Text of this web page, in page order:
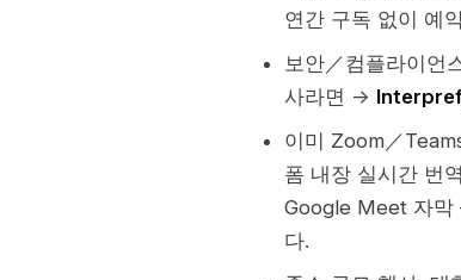
연간 구독 없이 예
보안／컴플라이언
사라면 →
이미 Zoom／
폼 내장 실시간 번
Google Meet 자막
다.